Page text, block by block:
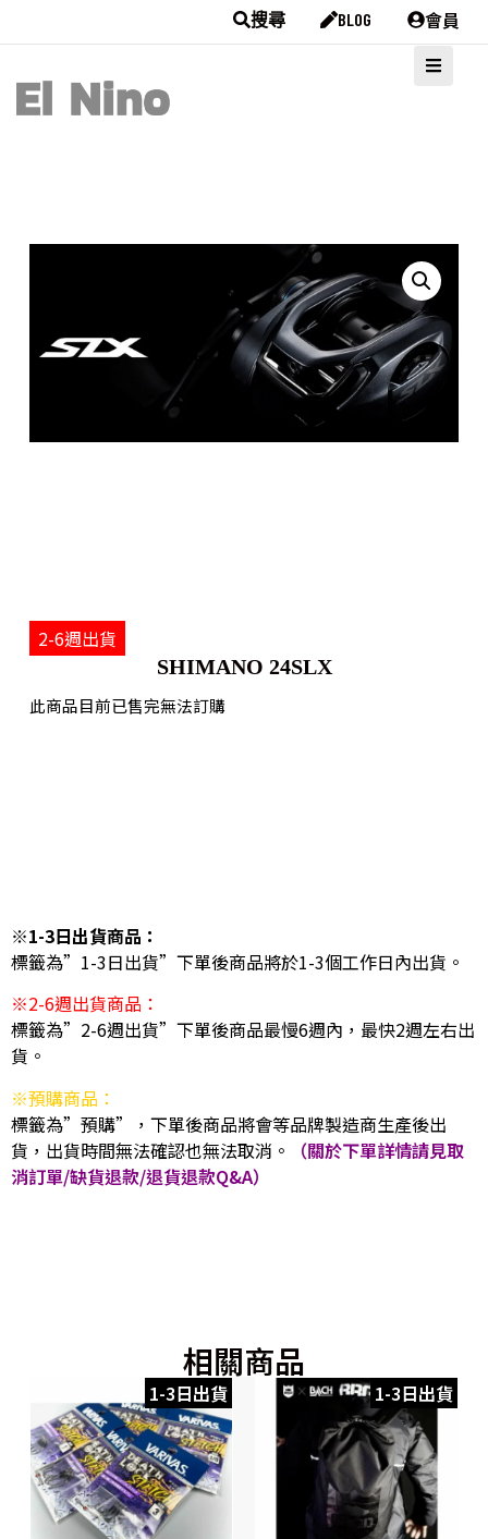
搜尋 BLOG 會員
2-6週出貨
SHIMANO 24SLX
此商品目前已售完無法訂購
※1-3日出貨商品：
標籤為”1-3日出貨”下單後商品將於1-3個工作日內出貨。
※2-6週出貨商品：
標籤為”2-6週出貨”下單後商品最慢6週內，最快2週左右出
貨。
※預購商品：
標籤為”預購”，下單後商品將會等品牌製造商生產後出
貨，出貨時間無法確認也無法取消。
（關於下單詳情請見取
消訂單/缺貨退款/退貨退款Q&A）
相關商品
1-3日出貨 1-3日出貨